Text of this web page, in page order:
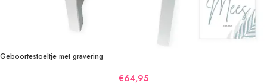
Geboortestoeltje met gravering
€64,95